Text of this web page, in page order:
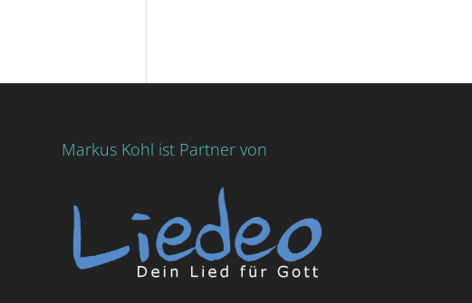
Markus Kohl ist Partner von